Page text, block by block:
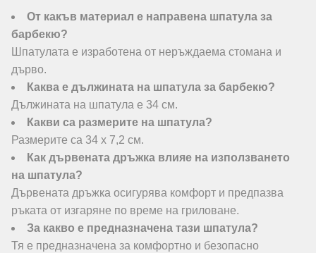
От какъв материал е направена шпатула за
барбекю?
Шпатулата е изработена от неръждаема стомана и
дърво.
Каква е дължината на шпатула за барбекю?
Дължината на шпатула е 34 см.
Какви са размерите на шпатула?
Размерите са 34 х 7,2 см.
Как дървената дръжка влияе на използването
на шпатула?
Дървената дръжка осигурява комфорт и предпазва
ръката от изгаряне по време на гриловане.
За какво е предназначена тази шпатула?
Тя е предназначена за комфортно и безопасно